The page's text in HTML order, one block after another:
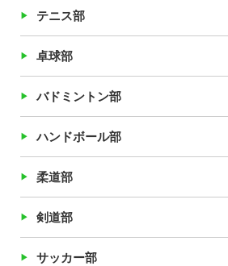
テニス部
卓球部
バドミントン部
ハンドボール部
柔道部
剣道部
サッカー部